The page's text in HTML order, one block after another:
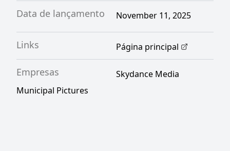
Data de lançamento November 11, 2025
Links Página principal
Empresas
Skydance Media
Municipal Pictures